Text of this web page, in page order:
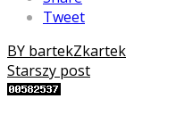
Tweet
BY bartekZkartek
Starszy post